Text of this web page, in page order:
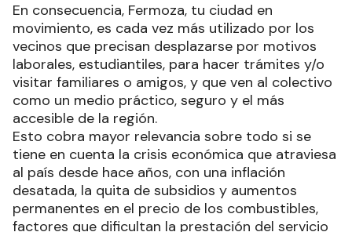
En consecuencia, Fermoza, tu ciudad en
movimiento, es cada vez más utilizado por los
vecinos que precisan desplazarse por motivos
laborales, estudiantiles, para hacer trámites y/o
visitar familiares o amigos, y que ven al colectivo
como un medio práctico, seguro y el más
accesible de la región.
Esto cobra mayor relevancia sobre todo si se
tiene en cuenta la crisis económica que atraviesa
al país desde hace años, con una inflación
desatada, la quita de subsidios y aumentos
permanentes en el precio de los combustibles,
factores que dificultan la prestación del servicio